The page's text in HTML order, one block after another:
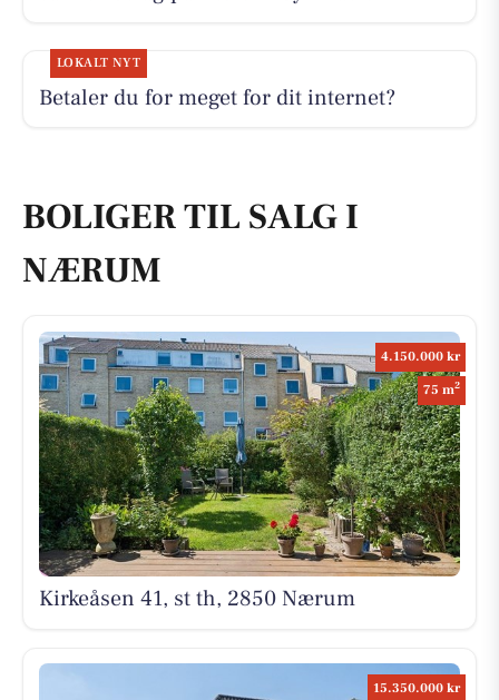
LOKALT NYT
Betaler du for meget for dit internet?
BOLIGER TIL SALG I
NÆRUM
4.150.000 kr
75 m2
Kirkeåsen 41, st th, 2850 Nærum
15.350.000 kr